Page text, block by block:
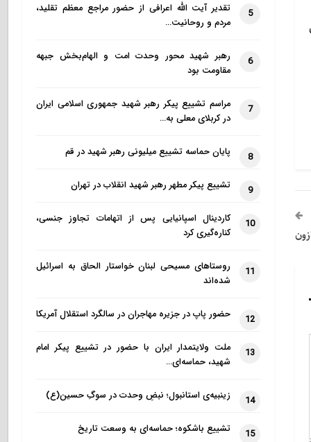
5
تقدیر آیت الله اعرافی از حضور مراجع معظم تقلید،
مردم و روحانیت…
6
رهبر شهید محور وحدت امت و الهام‌بخش جبهه
مقاومت بود
7
مراسم تشییع پیکر رهبر شهید جمهوری اسلامی ایران
در کربلای معلی به…
8 پایان حماسه تشییع میلیونی رهبر شهید در قم
9 تشییع پیکر مطهر رهبر شهید انقلاب در تهران
10
کاردینال اسپانیایی پس از اتهامات تجاوز جنسی،
کناره‌گیری کرد
11
روستاهای مسیحی لبنان خواستار الحاق به اسرائیل
شده‌اند
12 حضور پاپ در جزیره مهاجران در سالگرد استقلال آمریکا
13
ملت ولایتمدار ایران با حضور در تشییع پیکر امام
شهید، حماسه‌ای…
14 زینبیه‌ی استانبول؛ نبضِ وحدت در سوگِ حسین(ع)
15 تشییع باشکوه؛ حماسه‌ای به وسعت تاریخ